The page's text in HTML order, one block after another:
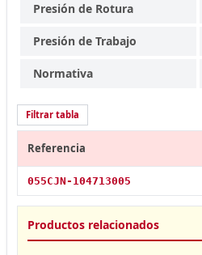
Presión de Rotura
Presión de Trabajo
Normativa
Filtrar tabla
Referencia
055CJN-104713005
Productos relacionados